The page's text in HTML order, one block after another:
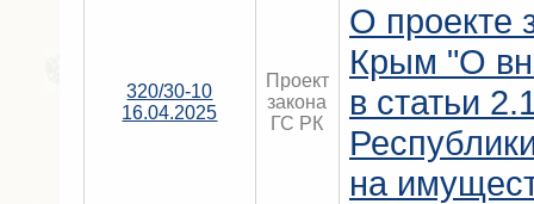
320/30-10
16.04.2025
Проект
закона
ГС РК
О проекте
Крым "О
в статьи
на